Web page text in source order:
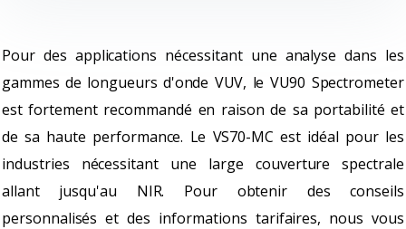
Pour des applications nécessitant une analyse dans les
gammes de longueurs d'onde VUV, le VU90 Spectrometer
est fortement recommandé en raison de sa portabilité et
de sa haute performance. Le VS70-MC est idéal pour les
industries nécessitant une large couverture spectrale
allant jusqu'au NIR. Pour obtenir des conseils
personnalisés et des informations tarifaires, nous vous